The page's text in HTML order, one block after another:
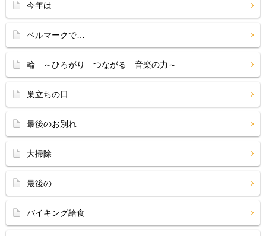
今年は…
ベルマークで…
輪 ～ひろがり つながる 音楽の力～
巣立ちの日
最後のお別れ
大掃除
最後の…
バイキング給食